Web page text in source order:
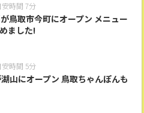
安時間 7分
鳥取市今町にオープン メニュー
ました!
安時間 5分
山にオープン 鳥取ちゃんぽんも